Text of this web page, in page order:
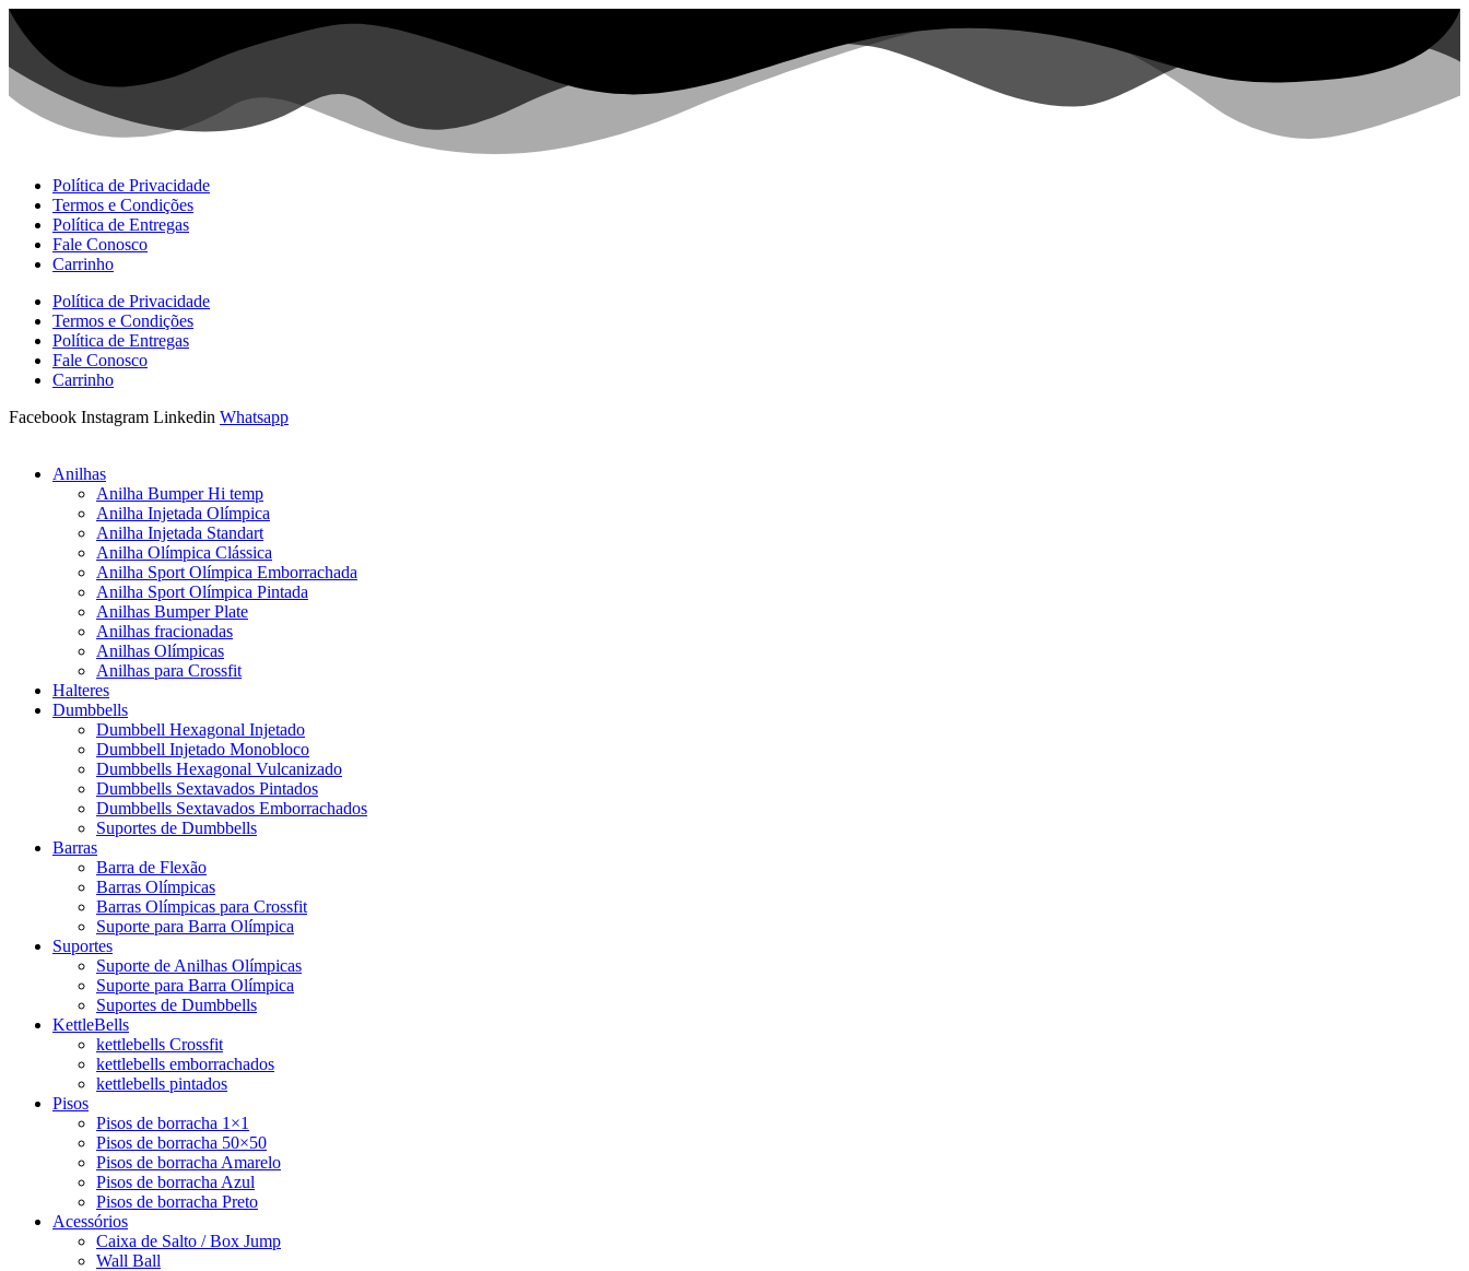
Ir
para
conteúdo
Política de Privacidade
Termos e Condições
Política de Entregas
Fale Conosco
Carrinho
Política de Privacidade
Termos e Condições
Política de Entregas
Fale Conosco
Carrinho
Facebook Instagram Linkedin Whatsapp
Anilhas
Anilha Bumper Hi temp
Anilha Injetada Olímpica
Anilha Injetada Standart
Anilha Olímpica Clássica
Anilha Sport Olímpica Emborrachada
Anilha Sport Olímpica Pintada
Anilhas Bumper Plate
Anilhas fracionadas
Anilhas Olímpicas
Anilhas para Crossfit
Halteres
Dumbbells
Dumbbell Hexagonal Injetado
Dumbbell Injetado Monobloco
Dumbbells Hexagonal Vulcanizado
Dumbbells Sextavados Pintados
Dumbbells Sextavados Emborrachados
Suportes de Dumbbells
Barras
Barra de Flexão
Barras Olímpicas
Barras Olímpicas para Crossfit
Suporte para Barra Olímpica
Suportes
Suporte de Anilhas Olímpicas
Suporte para Barra Olímpica
Suportes de Dumbbells
KettleBells
kettlebells Crossfit
kettlebells emborrachados
kettlebells pintados
Pisos
Pisos de borracha 1×1
Pisos de borracha 50×50
Pisos de borracha Amarelo
Pisos de borracha Azul
Pisos de borracha Preto
Acessórios
Caixa de Salto / Box Jump
Wall Ball